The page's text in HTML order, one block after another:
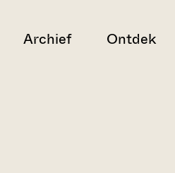
Archief Ontdek